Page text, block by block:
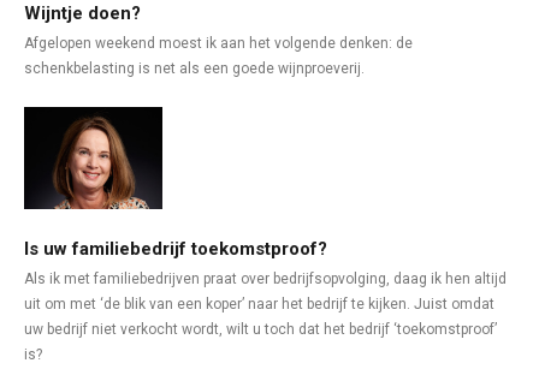
Wijntje doen?
Afgelopen weekend moest ik aan het volgende denken: de
schenkbelasting is net als een goede wijnproeverij.
Is uw familiebedrijf toekomstproof?
Als ik met familiebedrijven praat over bedrijfsopvolging, daag ik hen altijd
uit om met ‘de blik van een koper’ naar het bedrijf te kijken. Juist omdat
uw bedrijf niet verkocht wordt, wilt u toch dat het bedrijf ‘toekomstproof’
is?